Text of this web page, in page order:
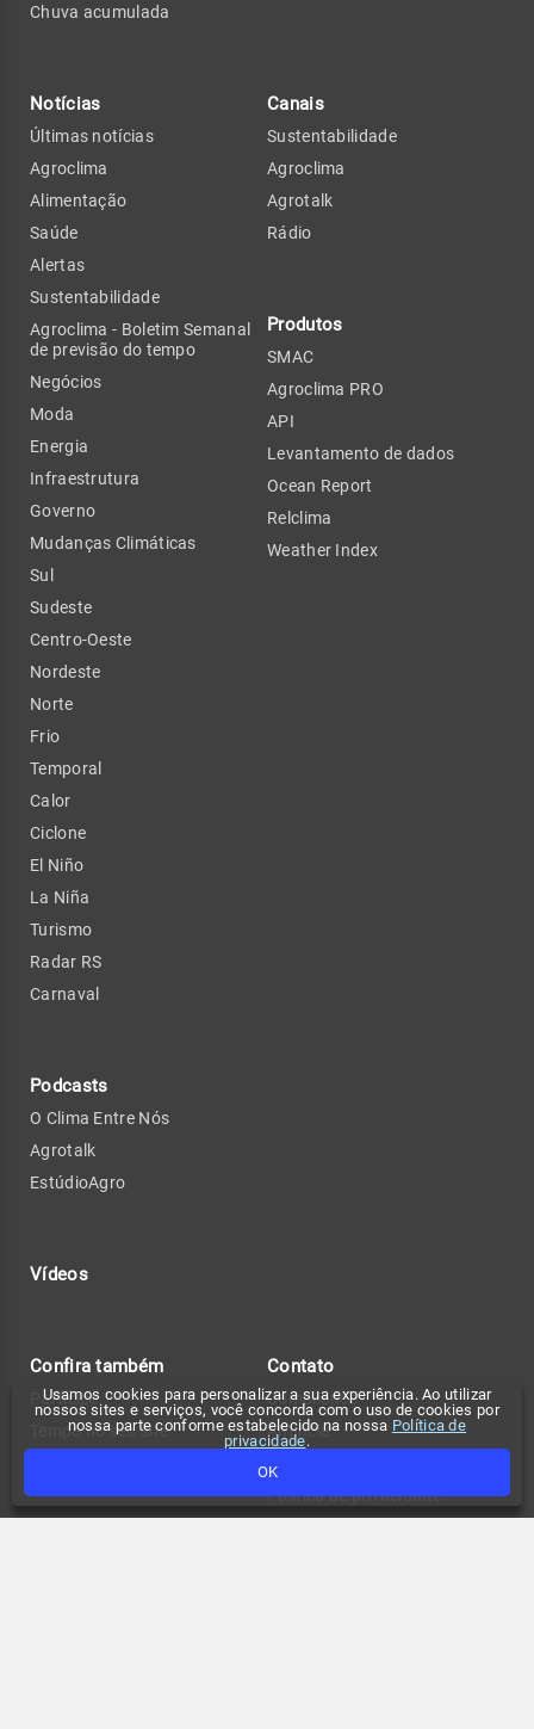
Usamos cookies para personalizar a sua experiência. Ao utilizar
nossos sites e serviços, você concorda com o uso de cookies por
nossa parte conforme estabelecido na nossa Política de
privacidade.
OK
Chuva acumulada
Notícias
Últimas notícias
Agroclima
Alimentação
Saúde
Alertas
Sustentabilidade
Agroclima - Boletim Semanal
de previsão do tempo
Negócios
Moda
Energia
Infraestrutura
Governo
Mudanças Climáticas
Sul
Sudeste
Centro-Oeste
Nordeste
Norte
Frio
Temporal
Calor
Ciclone
El Niño
La Niña
Turismo
Radar RS
Carnaval
Podcasts
O Clima Entre Nós
Agrotalk
EstúdioAgro
Vídeos
Canais
Sustentabilidade
Agroclima
Agrotalk
Rádio
Produtos
SMAC
Agroclima PRO
API
Levantamento de dados
Ocean Report
Relclima
Weather Index
Confira também
Participe
Tempo no seu site
Contato
Compliance
Anuncie
Fale conosco
Política de privacidade